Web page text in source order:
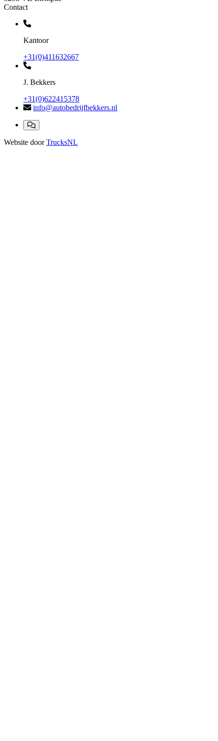
Contact
Kantoor
+31(0)411632667
J. Bekkers
+31(0)622415378
info@autobedrijfbekkers.nl
Website door TrucksNL